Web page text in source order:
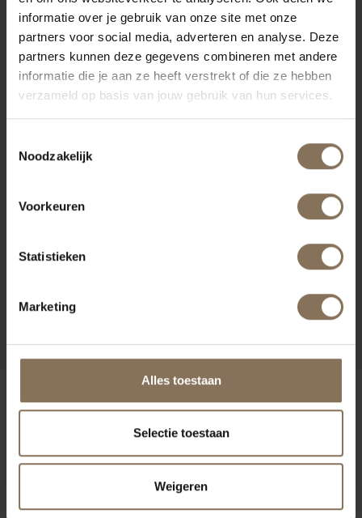
informatie over je gebruik van onze site met onze
partners voor social media, adverteren en analyse. Deze
partners kunnen deze gegevens combineren met andere
informatie die je aan ze heeft verstrekt of die ze hebben
verzameld op basis van jouw gebruik van hun services.
Noodzakelijk
Voorkeuren
Statistieken
Marketing
Alles toestaan
Selectie toestaan
Weigeren
MISSCHIEN VIND JE DIT OOK MOOI
GRAFIETZWART | EIKEN
GEELGRIJS | EIKEN
€ 195,00
ONZE MERKEN